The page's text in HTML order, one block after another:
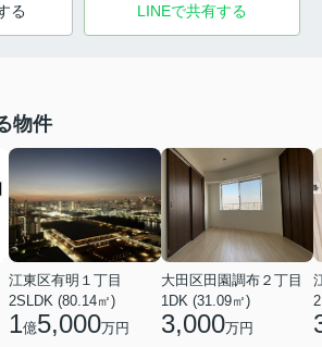
る LINEで共有する
物件
江東区有明１丁目
2SLDK (80.14㎡)
1億5,000万円
大田区田園調布２丁目
1DK (31.09㎡)
3,000万円